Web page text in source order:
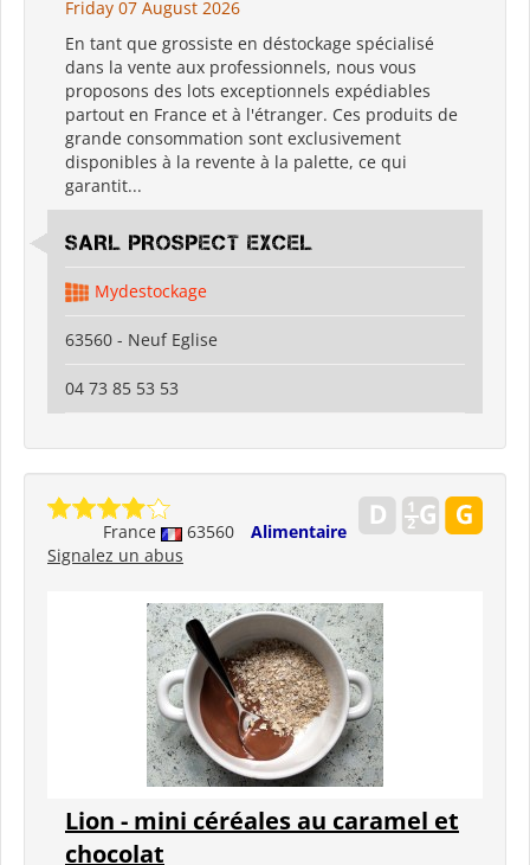
Friday 07 August 2026
En tant que grossiste en déstockage spécialisé
dans la vente aux professionnels, nous vous
proposons des lots exceptionnels expédiables
partout en France et à l'étranger. Ces produits de
grande consommation sont exclusivement
disponibles à la revente à la palette, ce qui
garantit...
SARL PROSPECT EXCEL
Mydestockage
63560 - Neuf Eglise
04 73 85 53 53
France 63560
Alimentaire
Signalez un abus
Lion - mini céréales au caramel et
chocolat